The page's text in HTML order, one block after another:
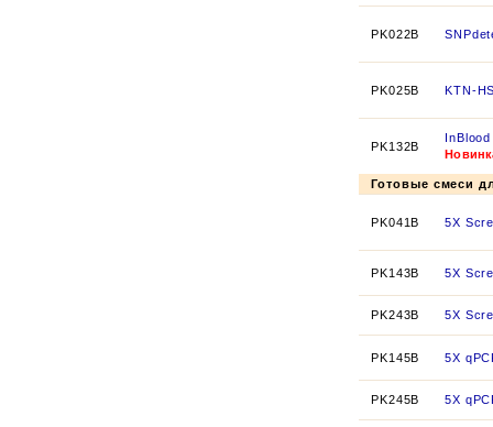
PK022B
PK025B KTN-
PK132B
InBlood
Готовые смеси
PK041B 5X
PK143B 5X
PK243B 5X
PK145B 5X
PK245B 5X